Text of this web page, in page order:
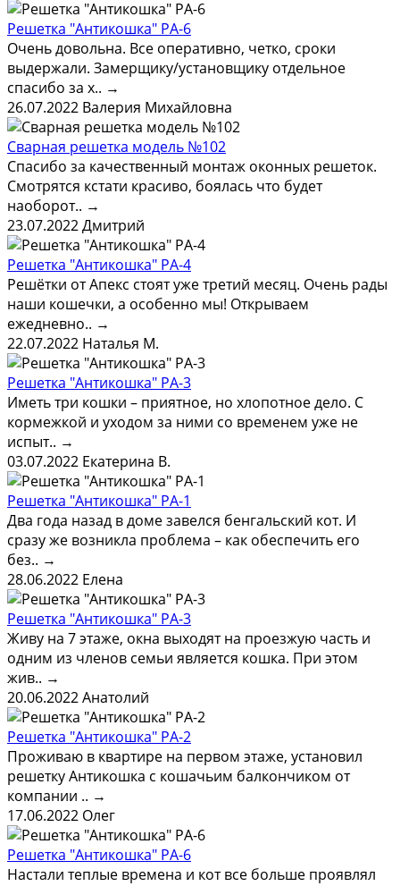
Решетка "Антикошка" РА-6
Очень довольна. Все оперативно, четко, сроки
выдержали. Замерщику/установщику отдельное
спасибо за х.. →
26.07.2022 Валерия Михайловна
Сварная решетка модель №102
Спасибо за качественный монтаж оконных решеток.
Смотрятся кстати красиво, боялась что будет
наоборот.. →
23.07.2022Дмитрий
Решетка "Антикошка" РА-4
Решётки от Апекс стоят уже третий месяц. Очень рады
наши кошечки, а особенно мы! Открываем
ежедневно.. →
22.07.2022 Наталья М.
Решетка "Антикошка" РА-3
Иметь три кошки – приятное, но хлопотное дело. С
кормежкой и уходом за ними со временем уже не
испыт.. →
03.07.2022 Екатерина В.
Решетка "Антикошка" РА-1
Два года назад в доме завелся бенгальский кот. И
сразу же возникла проблема – как обеспечить его
без.. →
28.06.2022 Елена
Решетка "Антикошка" РА-3
Живу на 7 этаже, окна выходят на проезжую часть и
одним из членов семьи является кошка. При этом
жив.. →
20.06.2022Анатолий
Решетка "Антикошка" РА-2
Проживаю в квартире на первом этаже, установил
решетку Антикошка с кошачьим балкончиком от
компании .. →
17.06.2022 Олег
Решетка "Антикошка" РА-6
Настали теплые времена и кот все больше проявлял